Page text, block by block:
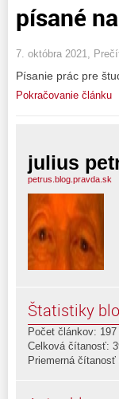
písané
7. októbra 2021,
Písanie prác pre
Pokračovanie článku
julius
petrus.blog.pravda.sk
Štatistiky
Počet článkov: 197
Celková čítanosť:
Priemerná čítanosť